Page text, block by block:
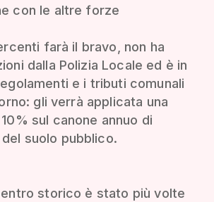
con le altre forze
farà il bravo, non ha
dalla Polizia Locale ed è in
e i tributi comunali
gli verrà applicata una
sul canone annuo di
suolo pubblico.
storico è stato più volte